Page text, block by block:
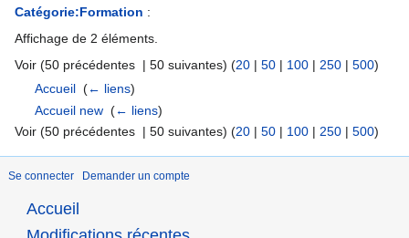
Catégorie:Formation :
Affichage de 2 éléments.
Voir (50 précédentes | 50 suivantes) (20 | 50 | 100 | 250 | 500)
Accueil ‎(← liens)
Accueil new ‎(← liens)
Voir (50 précédentes | 50 suivantes) (20 | 50 | 100 | 250 | 500)
Se connecter Demander un compte
Accueil